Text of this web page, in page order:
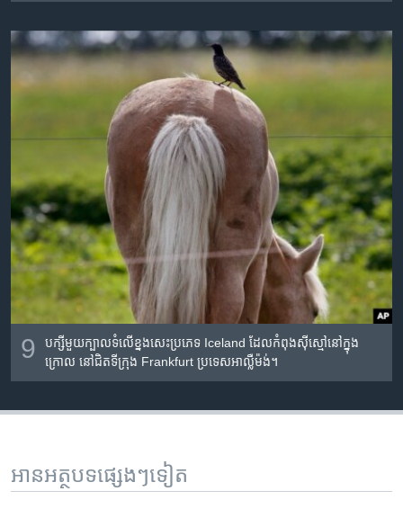
9
បក្សី​មួយ​ក្បាល​ទំ​លើ​ខ្នង​សេះ​ប្រភេទ Iceland ដែល​កំពុង​ស៊ីស្មៅ​នៅ​ក្នុង​
ក្រោល​ នៅ​ជិត​ទីក្រុង​ Frankfurt ប្រទេស​អាល្លឺម៉ង់។
អានអត្ថបទផ្សេងៗទៀត